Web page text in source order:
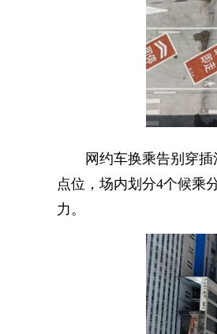
网约车换乘告别穿插混
点位，场内划分4个候乘
力。